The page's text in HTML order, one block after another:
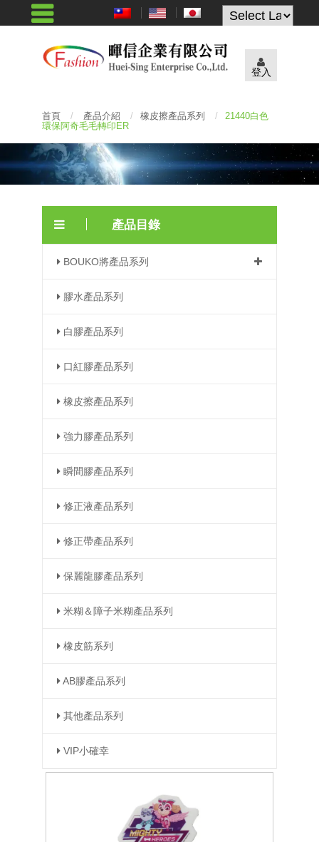
Powered by
登入
首頁 / 產品介紹 / 橡皮擦產品系列 /
21440白色
環保阿奇毛毛轉印ER
產品目錄
BOUKO將產品系列
膠水產品系列
白膠產品系列
口紅膠產品系列
橡皮擦產品系列
強力膠產品系列
瞬間膠產品系列
修正液產品系列
修正帶產品系列
保麗龍膠產品系列
米糊＆障子米糊產品系列
橡皮筋系列
AB膠產品系列
其他產品系列
VIP小確幸